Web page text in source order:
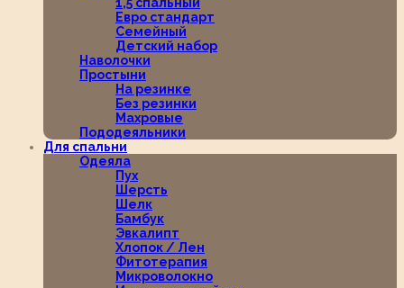
Евро стандарт
Семейный
Детский набор
Наволочки
Простыни
На резинке
Без резинки
Махровые
Пододеяльники
Для спальни
Одеяла
Пух
Шерсть
Шелк
Бамбук
Эвкалипт
Хлопок / Лен
Фитотерапия
Микроволокно